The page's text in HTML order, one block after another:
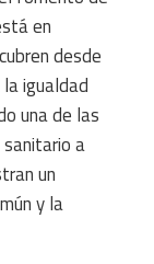
en
desde
igualdad
una de las
a
un
y la